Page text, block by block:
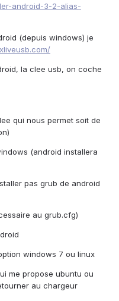
android-3-2-alias-
(depuis windows) je
la clee usb, on coche
qui nous permet soit de
(android installera
pas grub de android
au grub.cfg)
windows 7 ou linux
me propose ubuntu ou
au chargeur